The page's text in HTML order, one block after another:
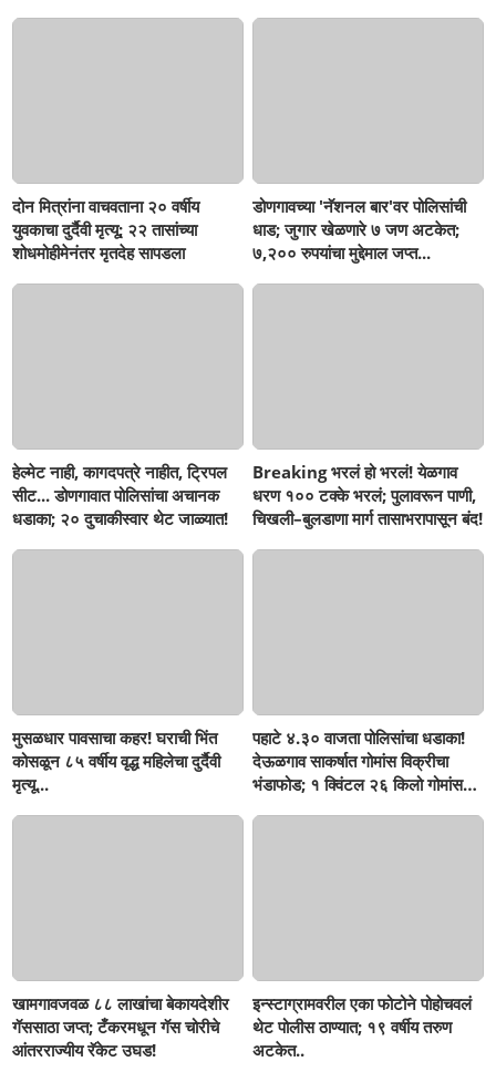
दोन मित्रांना वाचवताना २० वर्षीय
युवकाचा दुर्दैवी मृत्यू; २२ तासांच्या
शोधमोहीमेनंतर मृतदेह सापडला
डोणगावच्या 'नॅशनल बार'वर पोलिसांची
धाड; जुगार खेळणारे ७ जण अटकेत;
७,२०० रुपयांचा मुद्देमाल जप्त...
हेल्मेट नाही, कागदपत्रे नाहीत, ट्रिपल
सीट... डोणगावात पोलिसांचा अचानक
धडाका; २० दुचाकीस्वार थेट जाळ्यात!
Breaking भरलं हो भरलं! येळगाव
धरण १०० टक्के भरलं; पुलावरून पाणी,
चिखली–बुलडाणा मार्ग तासाभरापासून बंद!
मुसळधार पावसाचा कहर! घराची भिंत
कोसळून ८५ वर्षीय वृद्ध महिलेचा दुर्दैवी
मृत्यू...
पहाटे ४.३० वाजता पोलिसांचा धडाका!
देऊळगाव साकर्षात गोमांस विक्रीचा
भंडाफोड; १ क्विंटल २६ किलो गोमांस
खामगावजवळ ८८ लाखांचा बेकायदेशीर
गॅससाठा जप्त; टँकरमधून गॅस चोरीचे
आंतरराज्यीय रॅकेट उघड!
इन्स्टाग्रामवरील एका फोटोने पोहोचवलं
थेट पोलीस ठाण्यात; १९ वर्षीय तरुण
अटकेत..